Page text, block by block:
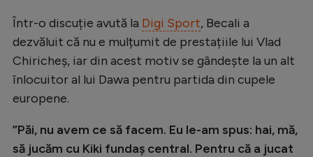
Handbal
Natație
Formula 1
Auto
Într-o discuție avută la Digi Sport, Becali a
dezvăluit că nu e mulțumit de prestațiile lui Vlad
Chiricheș, iar din acest motiv se gândește la un alt
înlocuitor al lui Dawa pentru partida din cupele
europene.
”Păi, nu avem ce să facem. Eu le-am spus: hai, mă,
să jucăm cu Kiki fundaș central. Pentru că a jucat